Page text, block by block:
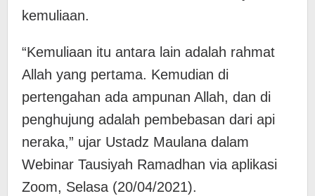
kemuliaan.
“Kemuliaan itu antara lain adalah rahmat
Allah yang pertama. Kemudian di
pertengahan ada ampunan Allah, dan di
penghujung adalah pembebasan dari api
neraka,” ujar Ustadz Maulana dalam
Webinar Tausiyah Ramadhan via aplikasi
Zoom, Selasa (20/04/2021).